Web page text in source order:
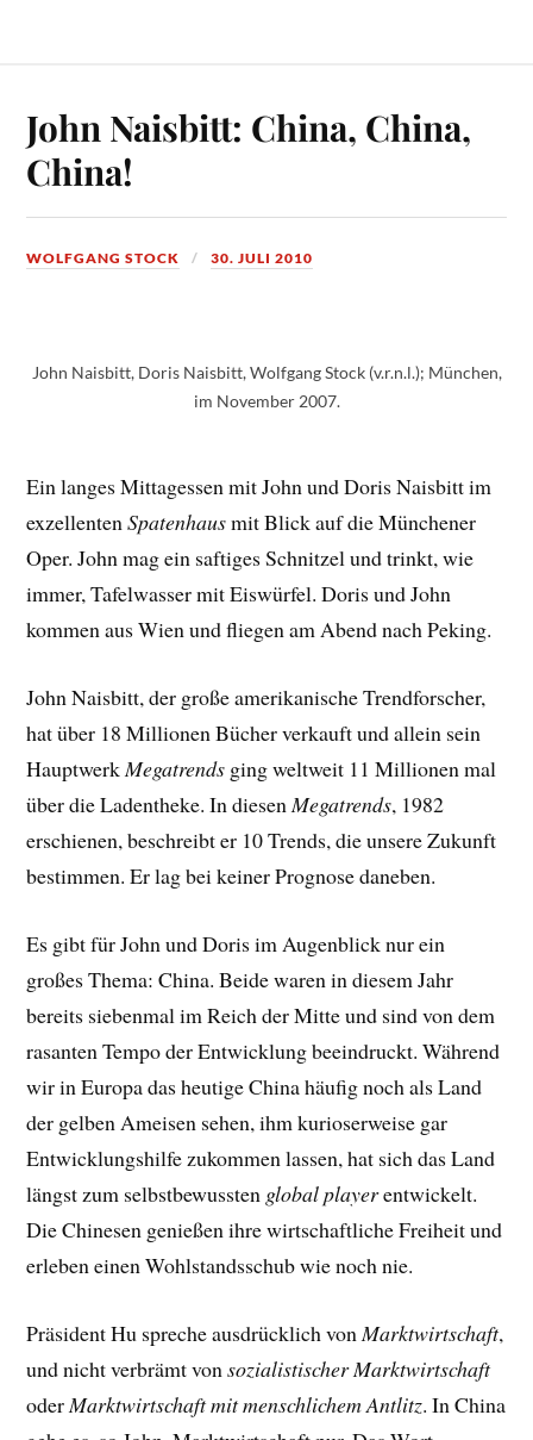
John Naisbitt: China, China,
China!
WOLFGANG STOCK 30. JULI 2010
John Naisbitt, Doris Naisbitt, Wolfgang Stock (v.r.n.l.); München,
im November 2007.
Ein langes Mittagessen mit John und Doris Naisbitt im
exzellentenSpatenhausmit Blick auf die Münchener
Oper. John mag ein saftiges Schnitzel und trinkt, wie
immer, Tafelwasser mit Eiswürfel. Doris und John
kommen aus Wien und fliegen am Abend nach Peking.
John Naisbitt, der große amerikanische Trendforscher,
hat über 18 Millionen Bücher verkauft und allein sein
HauptwerkMegatrends ging weltweit 11 Millionen mal
über die Ladentheke. In diesenMegatrends, 1982
erschienen, beschreibt er 10 Trends, die unsere Zukunft
bestimmen. Er lag bei keiner Prognose daneben.
Es gibt für John und Doris im Augenblick nur ein
großes Thema: China. Beide waren in diesem Jahr
bereits siebenmal im Reich der Mitte und sind von dem
rasanten Tempo der Entwicklung beeindruckt. Während
wir in Europa das heutige China häufig noch als Land
der gelben Ameisen sehen, ihm kurioserweise gar
Entwicklungshilfe zukommen lassen, hat sich das Land
längst zum selbstbewussten global playerentwickelt.
Die Chinesen genießen ihre wirtschaftliche Freiheit und
erleben einen Wohlstandsschub wie noch nie.
Präsident Hu spreche ausdrücklich von Marktwirtschaft,
und nicht verbrämt vonsozialistischer Marktwirtschaft
oder Marktwirtschaft mit menschlichem Antlitz. In China